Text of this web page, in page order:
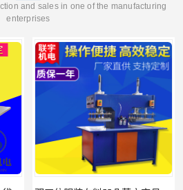
and sales in one of the manufacturing
enterprises